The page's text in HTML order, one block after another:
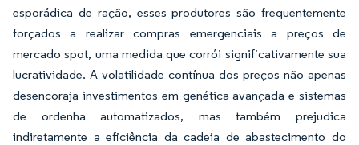
esporádica de ração, esses produtores são frequentemente
forçados a realizar compras emergenciais a preços de
mercado spot, uma medida que corrói significativamente sua
lucratividade. A volatilidade contínua dos preços não apenas
desencoraja investimentos em genética avançada e sistemas
de ordenha automatizados, mas também prejudica
indiretamente a eficiência da cadeia de abastecimento do